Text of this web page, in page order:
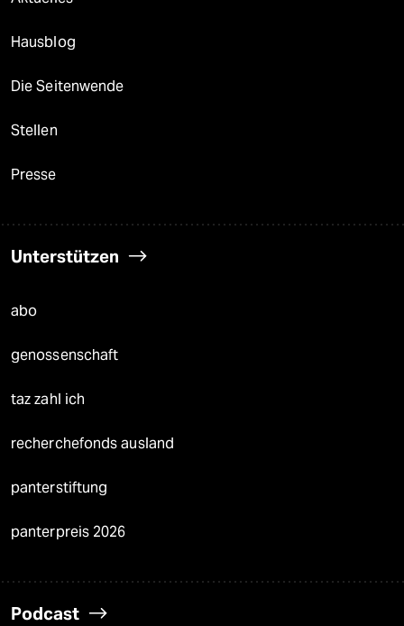
Hausblog
Die Seitenwende
Stellen
Presse
Unterstützen
abo
genossenschaft
taz zahl ich
recherchefonds ausland
panterstiftung
panterpreis 2026
Podcast